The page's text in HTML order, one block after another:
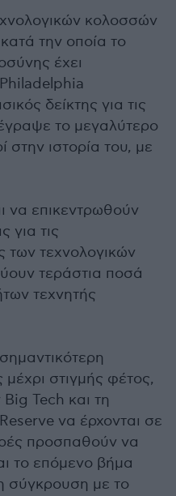
κολοσσών
την οποία το
έχει
δείκτης για τις
το μεγαλύτερο
στην ιστορία του, με
να επικεντρωθούν
για τις
των τεχνολογικών
τεράστια ποσά
τεχνητής
στιγμής φέτος,
Tech και τη
να έρχονται σε
προσπαθούν να
το επόμενο βήμα
σύγκρουση με το